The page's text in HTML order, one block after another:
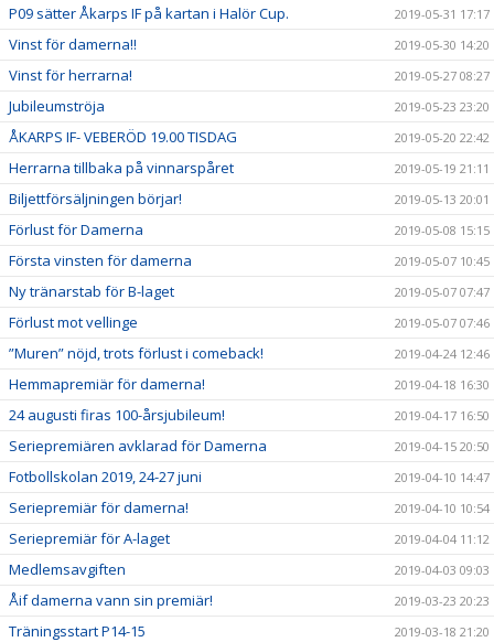
P09 sätter Åkarps IF på kartan i Halör Cup. 2019-05-31 17:17
Vinst för damerna!! 2019-05-30 14:20
Vinst för herrarna! 2019-05-27 08:27
Jubileumströja 2019-05-23 23:20
ÅKARPS IF- VEBERÖD 19.00 TISDAG 2019-05-20 22:42
Herrarna tillbaka på vinnarspåret 2019-05-19 21:11
Biljettförsäljningen börjar! 2019-05-13 20:01
Förlust för Damerna 2019-05-08 15:15
Första vinsten för damerna 2019-05-07 10:45
Ny tränarstab för B-laget 2019-05-07 07:47
Förlust mot vellinge 2019-05-07 07:46
”Muren” nöjd, trots förlust i comeback! 2019-04-24 12:46
Hemmapremiär för damerna! 2019-04-18 16:30
24 augusti firas 100-årsjubileum! 2019-04-17 16:50
Seriepremiären avklarad för Damerna 2019-04-15 20:50
Fotbollskolan 2019, 24-27 juni 2019-04-10 14:47
Seriepremiär för damerna! 2019-04-10 10:54
Seriepremiär för A-laget 2019-04-04 11:12
Medlemsavgiften 2019-04-03 09:03
Åif damerna vann sin premiär! 2019-03-23 20:23
Träningsstart P14-15 2019-03-18 21:20